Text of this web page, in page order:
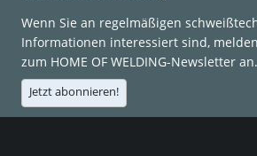
Wenn Sie an regelmäßigen
Informationen interessiert sind,
zum HOME OF WELDING-Newsletter an.
Jetzt abonnieren!